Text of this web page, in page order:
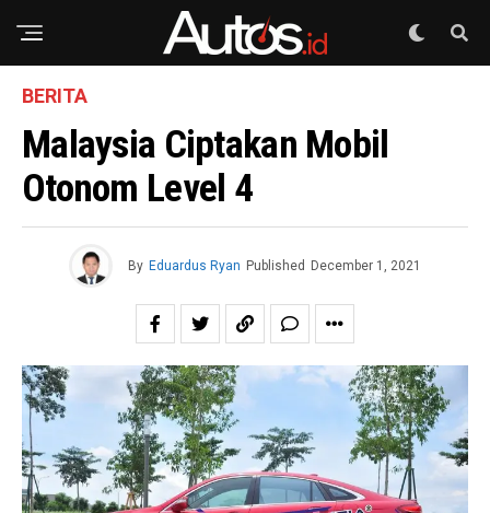
BERITA
Malaysia Ciptakan Mobil
Otonom Level 4
By Eduardus Ryan Published December 1, 2021